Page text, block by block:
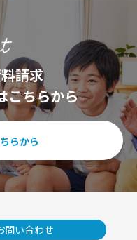
請求
こちらから
らから
問い合わせ